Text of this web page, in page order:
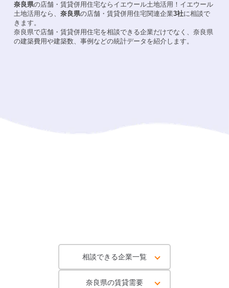
奈良県の店舗・賃貸併用住宅ならイエウール土地活用！ イエウール
土地活用なら、奈良県の店舗・賃貸併用住宅関連企業3社に相談で
きます。
奈良県で店舗・賃貸併用住宅を相談できる企業だけでなく、奈良県
の建築費用や建築数、事例などの統計データを紹介します。
相談できる企業一覧
奈良県の賃貸需要